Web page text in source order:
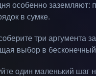
особенно заземляют:
в сумке.
три аргумента
выбор в бесконечный
один маленький шаг